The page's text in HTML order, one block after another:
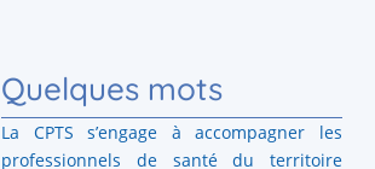
Quelques mots
La CPTS s’engage à accompagner les
professionnels de santé du territoire